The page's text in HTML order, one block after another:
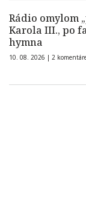
Rádio omylom
Karola III., po
hymna
10. 08. 2026 | 2